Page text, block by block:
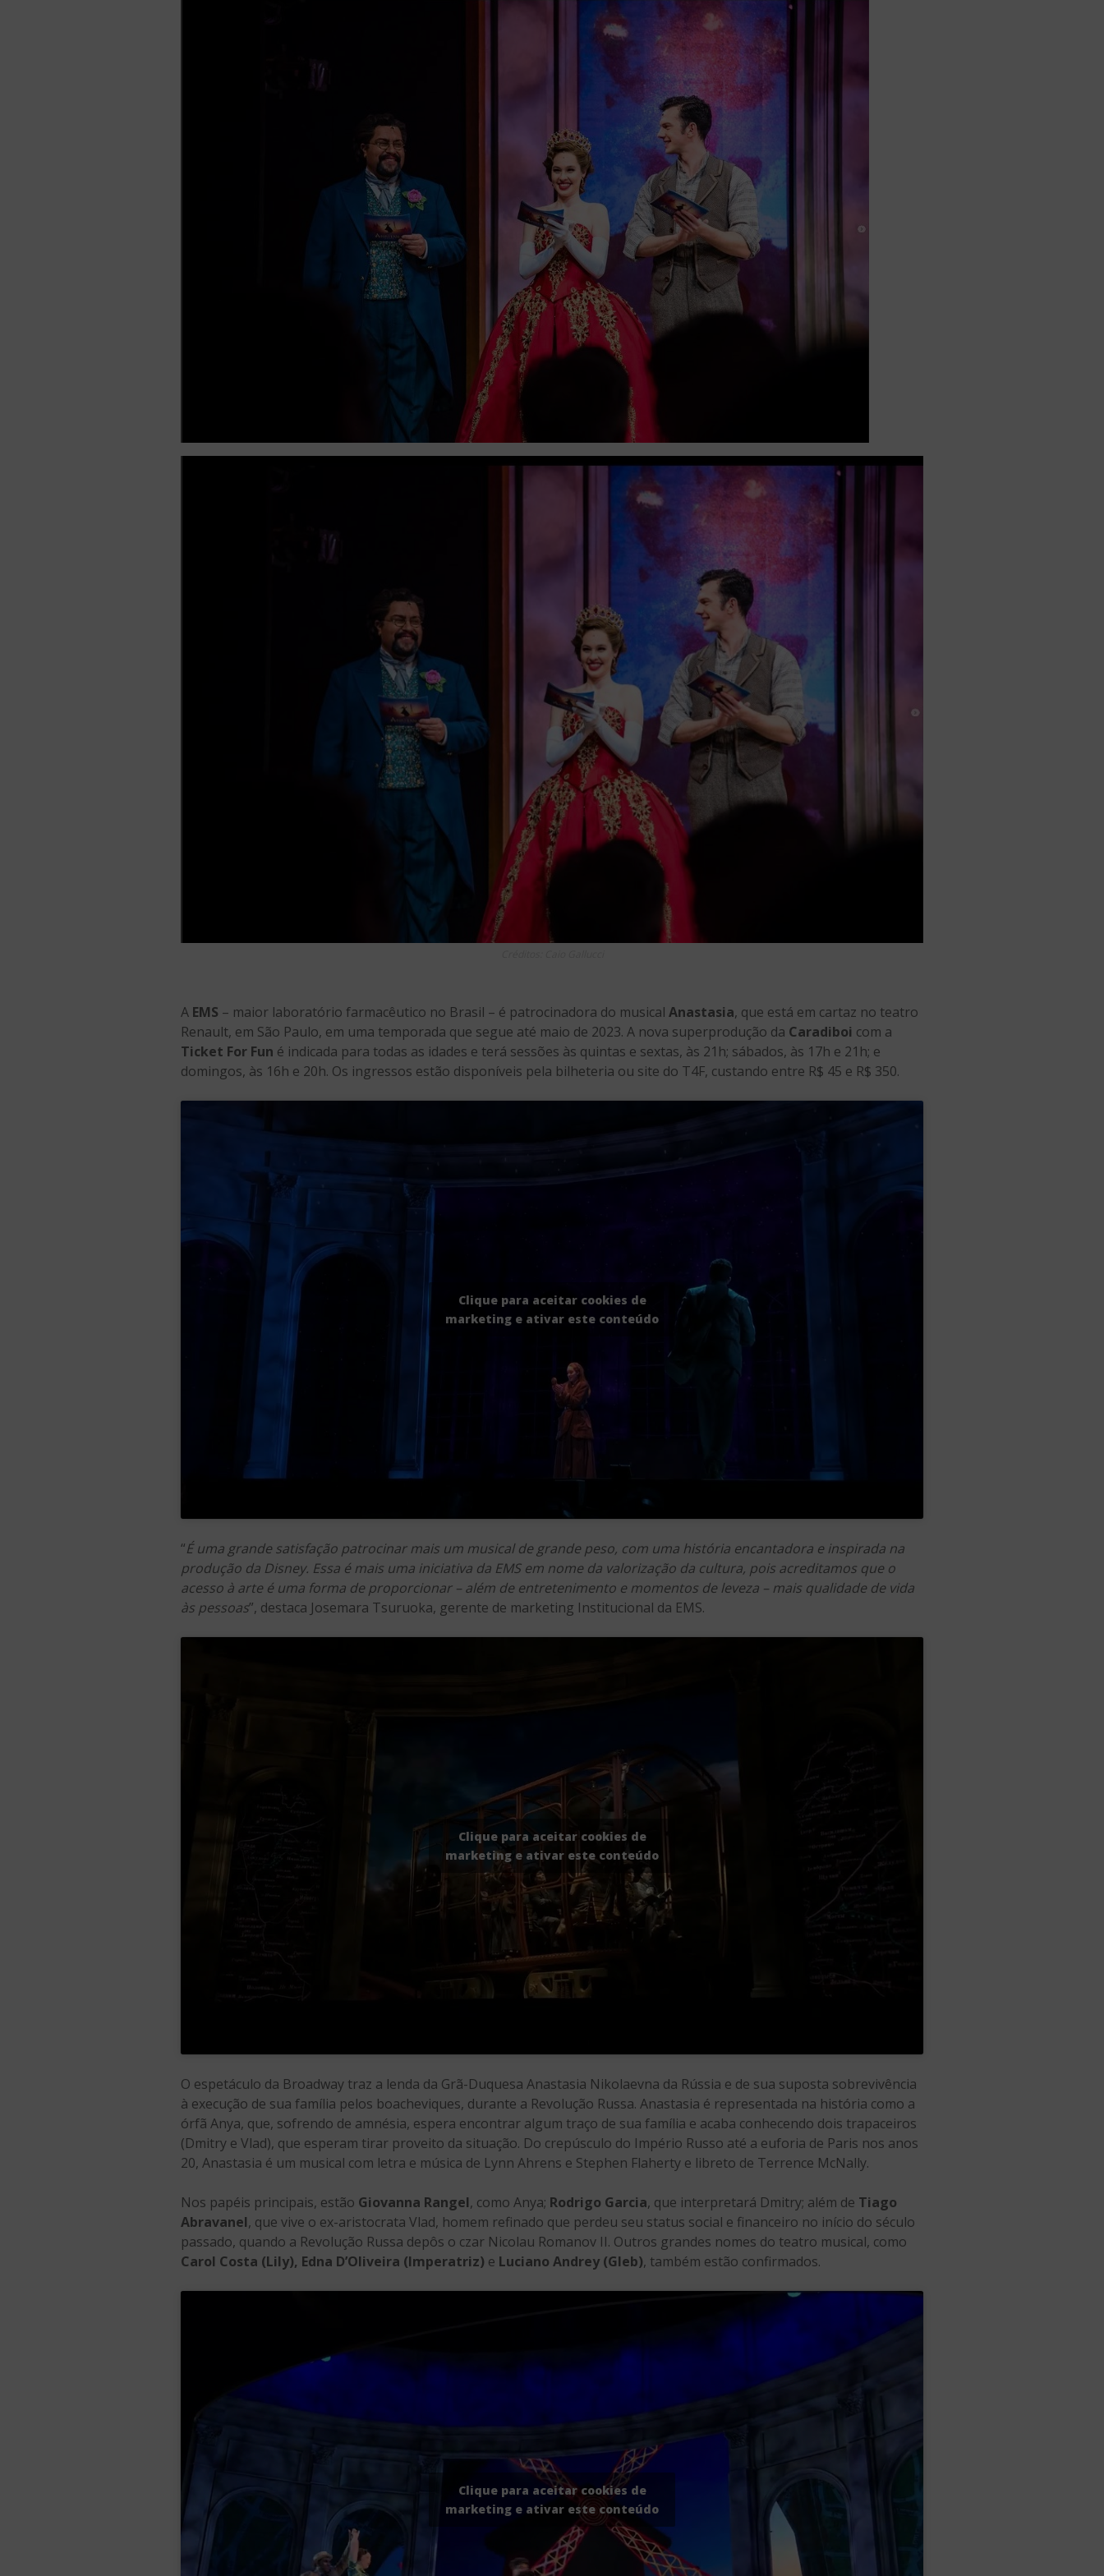
A EMS – maior laboratório farmacêutico no Brasil – é patrocinadora do musical Anastasia, que está em cartaz no teatro
Renault, em São Paulo, em uma temporada que segue até maio de 2023. A nova superprodução da Caradiboi com a
Ticket For Fun é indicada para todas as idades e terá sessões às quintas e sextas, às 21h; sábados, às 17h e 21h; e
domingos, às 16h e 20h. Os ingressos estão disponíveis pela bilheteria ou site do T4F, custando entre R$ 45 e R$ 350.
Clique para aceitar cookies de
marketing e ativar este conteúdo
“É uma grande satisfação patrocinar mais um musical de grande peso, com uma história encantadora e inspirada na
produção da Disney. Essa é mais uma iniciativa da EMS em nome da valorização da cultura, pois acreditamos que o
acesso à arte é uma forma de proporcionar – além de entretenimento e momentos de leveza – mais qualidade de vida
às pessoas”, destaca Josemara Tsuruoka, gerente de marketing Institucional da EMS.
Clique para aceitar cookies de
marketing e ativar este conteúdo
O espetáculo da Broadway traz a lenda da Grã-Duquesa Anastasia Nikolaevna da Rússia e de sua suposta sobrevivência
à execução de sua família pelos boacheviques, durante a Revolução Russa. Anastasia é representada na história como a
órfã Anya, que, sofrendo de amnésia, espera encontrar algum traço de sua família e acaba conhecendo dois trapaceiros
(Dmitry e Vlad), que esperam tirar proveito da situação. Do crepúsculo do Império Russo até a euforia de Paris nos anos
20, Anastasia é um musical com letra e música de Lynn Ahrens e Stephen Flaherty e libreto de Terrence McNally.
Nos papéis principais, estão Giovanna Rangel, como Anya; Rodrigo Garcia, que interpretará Dmitry; além de Tiago
Abravanel, que vive o ex-aristocrata Vlad, homem refinado que perdeu seu status social e financeiro no início do século
passado, quando a Revolução Russa depôs o czar Nicolau Romanov II. Outros grandes nomes do teatro musical, como
Carol Costa (Lily), Edna D’Oliveira (Imperatriz) e Luciano Andrey (Gleb), também estão confirmados.
Clique para aceitar cookies de
marketing e ativar este conteúdo